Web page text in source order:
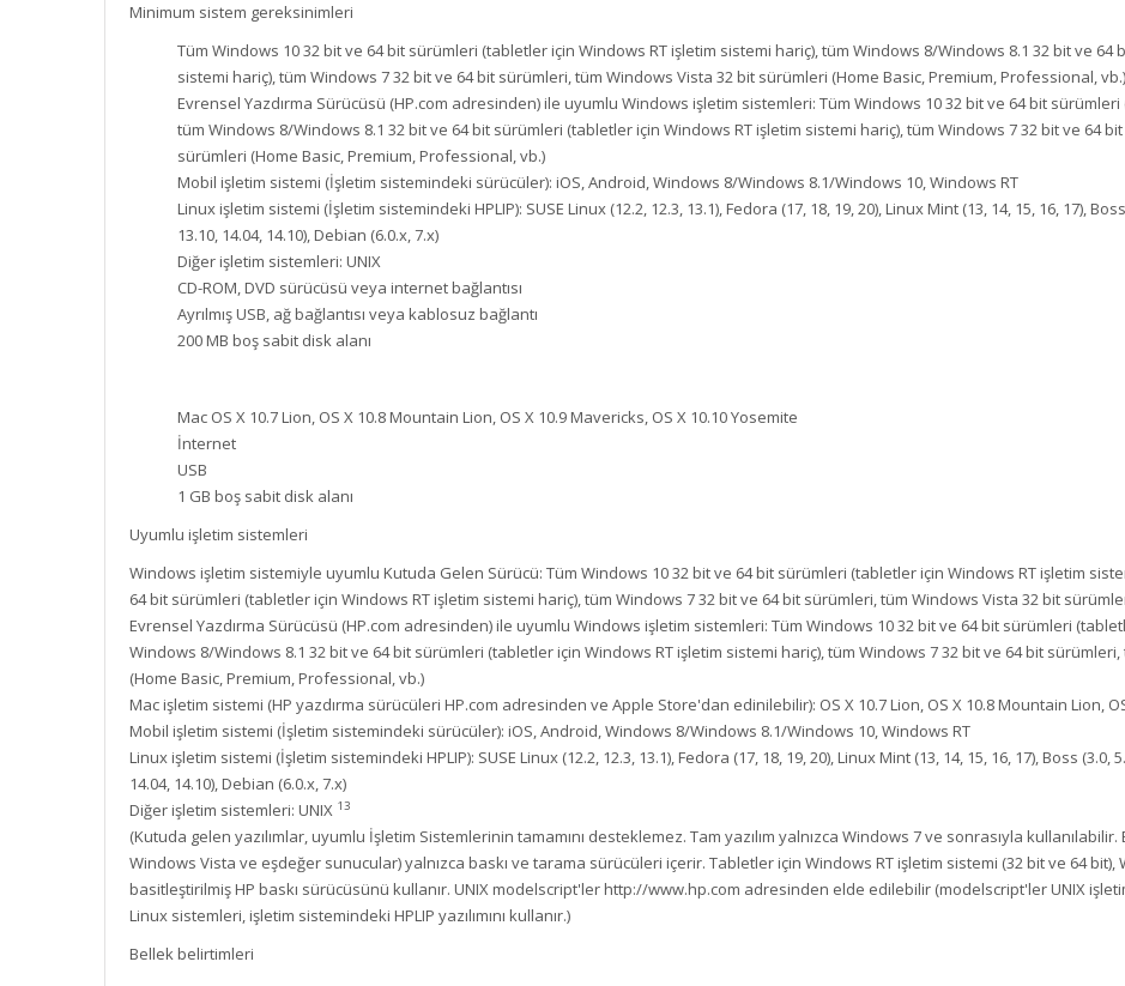
Minimum sistem gereksinimleri
Tüm Windows 10 32 bit ve 64 bit sürümleri (tabletler için Windows RT işletim sistemi hariç), tüm Windows 8/Windows 8.1 32 bit ve
sistemi hariç), tüm Windows 7 32 bit ve 64 bit sürümleri, tüm Windows Vista 32 bit sürümleri (Home Basic, Premium, Professional, vb.)
Evrensel Yazdırma Sürücüsü (HP.com adresinden) ile uyumlu Windows işletim sistemleri: Tüm Windows 10 32 bit ve 64 bit
tüm Windows 8/Windows 8.1 32 bit ve 64 bit sürümleri (tabletler için Windows RT işletim sistemi hariç), tüm Windows 7 32 bit ve 64
sürümleri (Home Basic, Premium, Professional, vb.)
Mobil işletim sistemi (İşletim sistemindeki sürücüler): iOS, Android, Windows 8/Windows 8.1/Windows 10, Windows RT
Linux işletim sistemi (İşletim sistemindeki HPLIP): SUSE Linux (12.2, 12.3, 13.1), Fedora (17, 18, 19, 20), Linux Mint (13, 14, 15, 16, 17),
13.10, 14.04, 14.10), Debian (6.0.x, 7.x)
Diğer işletim sistemleri: UNIX
CD-ROM, DVD sürücüsü veya internet bağlantısı
Ayrılmış USB, ağ bağlantısı veya kablosuz bağlantı
200 MB boş sabit disk alanı
Mac OS X 10.7 Lion, OS X 10.8 Mountain Lion, OS X 10.9 Mavericks, OS X 10.10 Yosemite
İnternet
USB
1 GB boş sabit disk alanı
Uyumlu işletim sistemleri
Windows işletim sistemiyle uyumlu Kutuda Gelen Sürücü: Tüm Windows 10 32 bit ve 64 bit sürümleri (tabletler için Windows RT işletim
64 bit sürümleri (tabletler için Windows RT işletim sistemi hariç), tüm Windows 7 32 bit ve 64 bit sürümleri, tüm Windows Vista 32 bit
Evrensel Yazdırma Sürücüsü (HP.com adresinden) ile uyumlu Windows işletim sistemleri: Tüm Windows 10 32 bit ve 64 bit sürümleri
Windows 8/Windows 8.1 32 bit ve 64 bit sürümleri (tabletler için Windows RT işletim sistemi hariç), tüm Windows 7 32 bit ve 64 bit
(Home Basic, Premium, Professional, vb.)
Mac işletim sistemi (HP yazdırma sürücüleri HP.com adresinden ve Apple Store'dan edinilebilir): OS X 10.7 Lion, OS X 10.8 Mountain Lion,
Mobil işletim sistemi (İşletim sistemindeki sürücüler): iOS, Android, Windows 8/Windows 8.1/Windows 10, Windows RT
Linux işletim sistemi (İşletim sistemindeki HPLIP): SUSE Linux (12.2, 12.3, 13.1), Fedora (17, 18, 19, 20), Linux Mint (13, 14, 15, 16, 17), Boss (3.0,
14.04, 14.10), Debian (6.0.x, 7.x)
Diğer işletim sistemleri: UNIX 13
(Kutuda gelen yazılımlar, uyumlu İşletim Sistemlerinin tamamını desteklemez. Tam yazılım yalnızca Windows 7 ve sonrasıyla
Windows Vista ve eşdeğer sunucular) yalnızca baskı ve tarama sürücüleri içerir. Tabletler için Windows RT işletim sistemi (32 bit ve 64
basitleştirilmiş HP baskı sürücüsünü kullanır. UNIX modelscript'ler http://www.hp.com adresinden elde edilebilir (modelscript'ler UNIX
Linux sistemleri, işletim sistemindeki HPLIP yazılımını kullanır.)
Bellek belirtimleri